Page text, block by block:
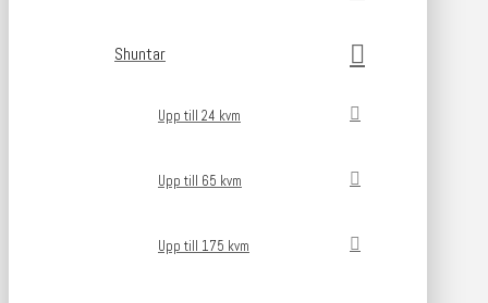
Shuntar
Upp till 24 kvm
Upp till 65 kvm
Upp till 175 kvm